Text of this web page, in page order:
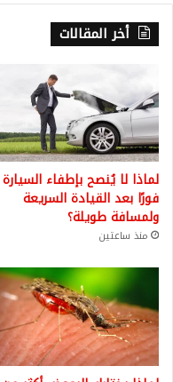
أخر المقالات
لماذا لا يُنصح بإطفاء السيارة
فورًا بعد القيادة السريعة
ولمسافة طويلة؟
منذ ساعتين